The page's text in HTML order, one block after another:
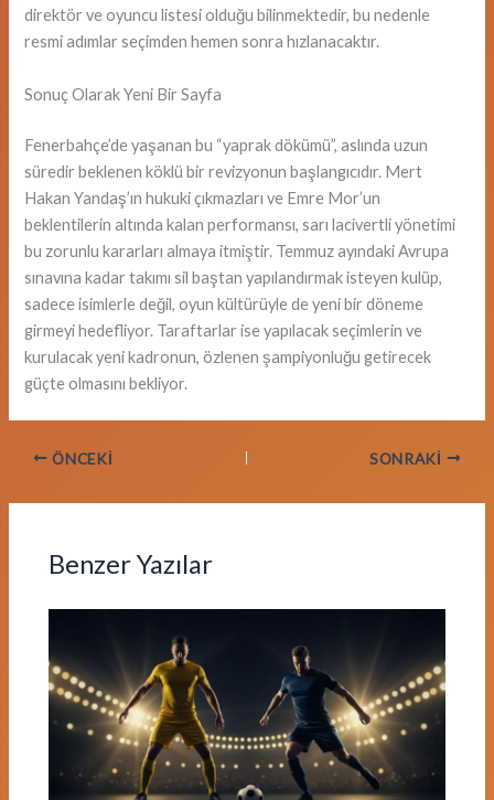
direktör ve oyuncu listesi olduğu bilinmektedir, bu nedenle
resmi adımlar seçimden hemen sonra hızlanacaktır.
Sonuç Olarak Yeni Bir Sayfa
Fenerbahçe’de yaşanan bu “yaprak dökümü”, aslında uzun
süredir beklenen köklü bir revizyonun başlangıcıdır. Mert
Hakan Yandaş’ın hukuki çıkmazları ve Emre Mor’un
beklentilerin altında kalan performansı, sarı lacivertli yönetimi
bu zorunlu kararları almaya itmiştir. Temmuz ayındaki Avrupa
sınavına kadar takımı sil baştan yapılandırmak isteyen kulüp,
sadece isimlerle değil, oyun kültürüyle de yeni bir döneme
girmeyi hedefliyor. Taraftarlar ise yapılacak seçimlerin ve
kurulacak yeni kadronun, özlenen şampiyonluğu getirecek
güçte olmasını bekliyor.
ÖNCEKI SONRAKI
Benzer Yazılar